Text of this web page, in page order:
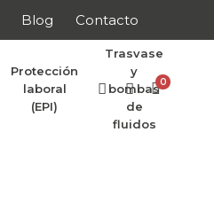
Blog Contacto
Protección
laboral
(EPI)
Trasvase
y
bombas
de
fluidos
0